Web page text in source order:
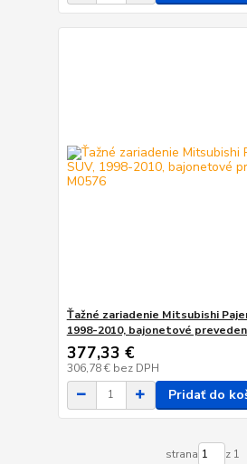
Ťažné zariadenie Mitsubishi
1998-2010, bajonetové
377,33 €
306,78 € bez DPH
Pridať do
strana z 1